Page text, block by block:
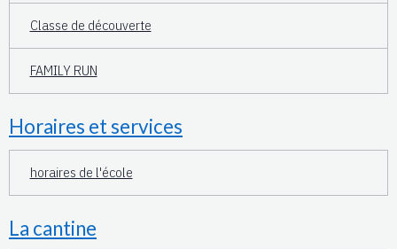
Classe de découverte
FAMILY RUN
Horaires et services
horaires de l'école
La cantine